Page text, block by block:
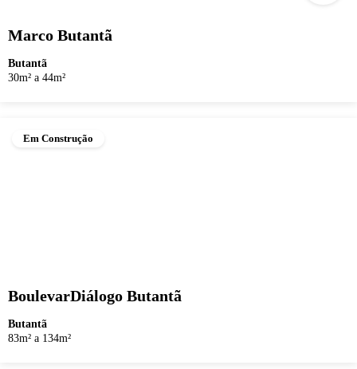
Marco Butantã
Butantã
30m² a 44m²
Em Construção
BoulevarDiálogo Butantã
Butantã
83m² a 134m²